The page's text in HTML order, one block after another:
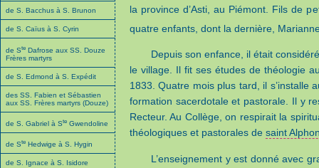
de S. Bacchus à S. Brunon
de S. Caïus à S. Cyrin
de Ste Dafrose aux SS. Douze
Frères martyrs
de S. Edmond à S. Expédit
des SS. Fabien et Sébastien
aux SS. Frères martyrs (Douze)
de S. Gabriel à Ste Gwendoline
de Ste Hedwige à S. Hygin
de S. Ignace à S. Isidore
la province d’Asti, au Piémont. Fils de
quatre enfants, dont la dernière,
Depuis son enfance, il était
le village. Il fit ses études de théologie
1833. Quatre mois plus tard, il s’installe
formation sacerdotale et pastorale. Il y
Recteur. Au Collège, on respirait la
théologiques et pastorales de saint
L’enseignement y est donné avec